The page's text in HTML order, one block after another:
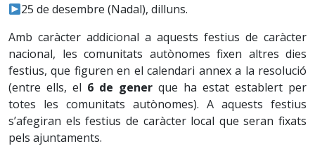
25 de desembre (Nadal), dilluns.
Amb caràcter addicional a aquests festius de caràcter
nacional, les comunitats autònomes fixen altres dies
festius, que figuren en el calendari annex a la resolució
(entre ells, el 6 de gener que ha estat establert per
totes les comunitats autònomes). A aquests festius
s’afegiran els festius de caràcter local que seran fixats
pels ajuntaments.